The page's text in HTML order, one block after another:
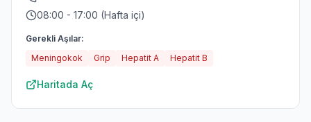
08:00 - 17:00 (Hafta içi)
Gerekli Aşılar:
Meningokok
Grip Hepatit A Hepatit B
Haritada Aç